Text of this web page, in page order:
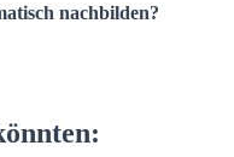
nachbilden?